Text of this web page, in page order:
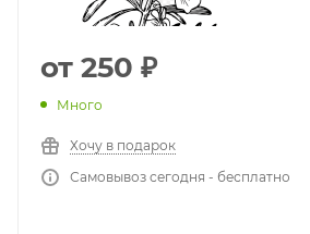
от 250 ₽
Много
Хочу в подарок
Самовывоз сегодня - бесплатно